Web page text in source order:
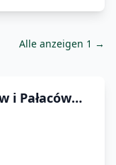
Alle anzeigen 1 →
i Pałaców